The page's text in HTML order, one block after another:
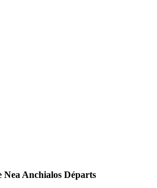
Nea Anchialos Départs